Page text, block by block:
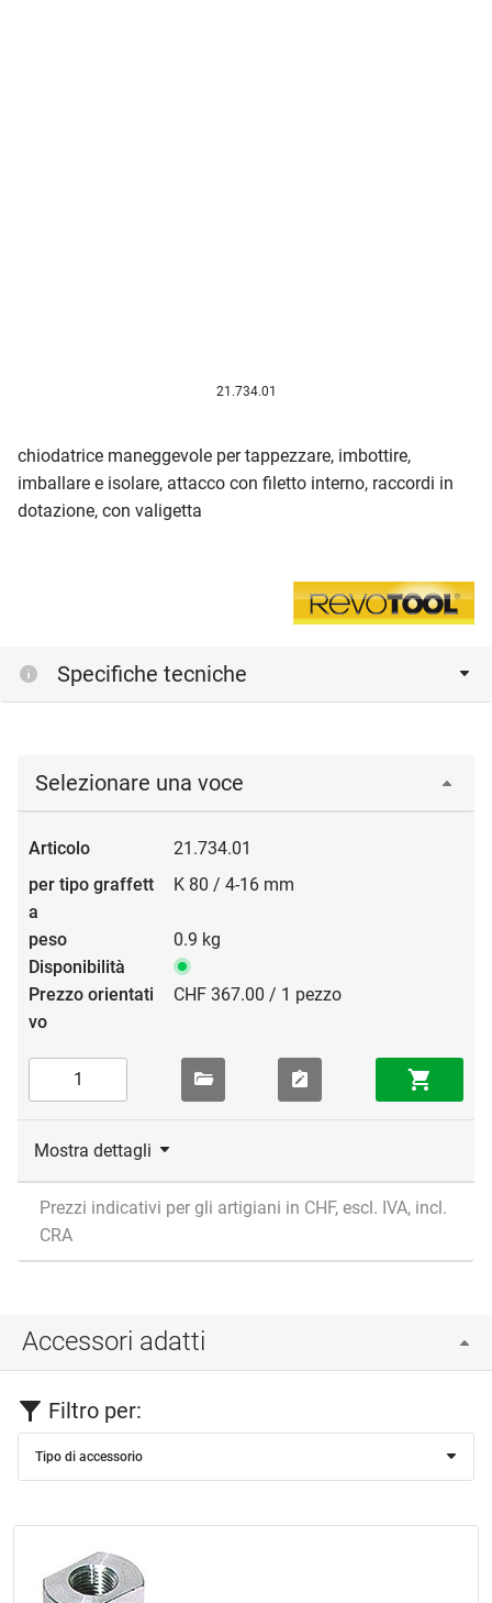
21.734.01
chiodatrice maneggevole per tappezzare, imbottire,
imballare e isolare, attacco con filetto interno, raccordi in
dotazione, con valigetta
Specifiche tecniche
Selezionare una voce
21.734.01
K 80 / 4-16 mm
0.9 kg
CHF 367.00 / 1 pezzo
Mostra dettagli
Prezzi indicativi per gli artigiani in CHF, escl. IVA, incl.
CRA
Accessori adatti
Filtro per:
Tipo di accessorio